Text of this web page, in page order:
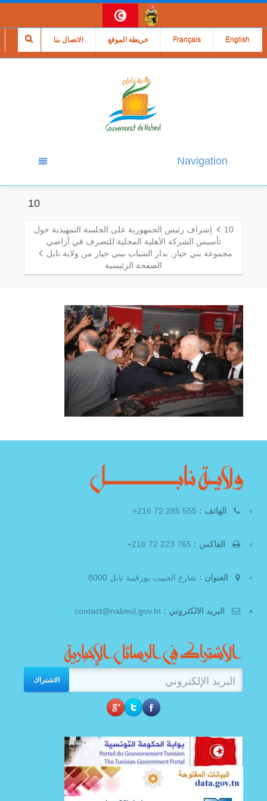
الاتصال بنا خريطة الموقع Français English
Navigation
10
10
إشراف رئيس الجمهورية على الجلسة التمهيدية حول
تأسيس الشركة الأهلية المحلية للتصرف في أراضي
مجموعة بني خيار, بدار الشباب ببني خيار من ولاية نابل
الصفحة الرئيسية
الهاتف :
الفاكس :
العنوان : شارع الحبيب بورقيبة نابل 8000
البريد الالكتروني :
الاشتراك